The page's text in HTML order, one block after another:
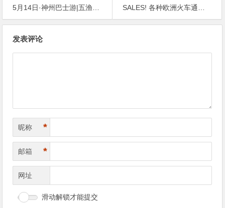
5月14日·神州巴士游|五渔村#我想和你故地重游#45€/人*含小火车通票
SALES! 各种欧洲火车通票折扣
发表评论
昵称 *
邮箱 *
网址
滑动解锁才能提交